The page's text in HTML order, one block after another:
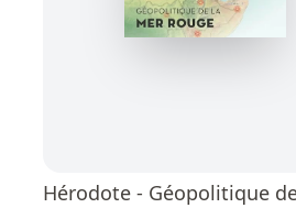
Hérodote - Géopolitique